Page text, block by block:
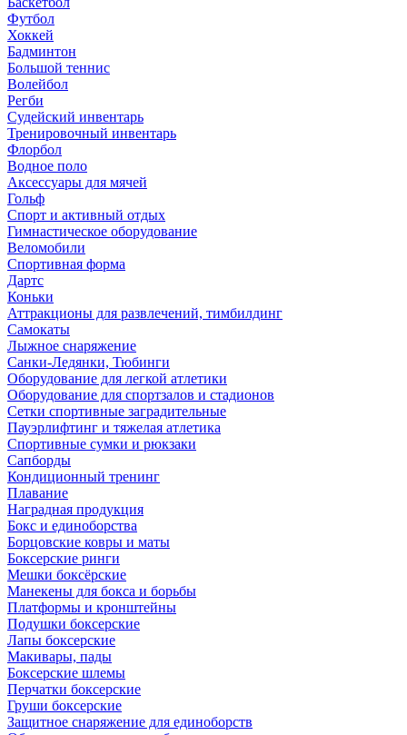
Футбол
Хоккей
Бадминтон
Большой теннис
Волейбол
Регби
Судейский инвентарь
Тренировочный инвентарь
Флорбол
Водное поло
Аксессуары для мячей
Гольф
Спорт и активный отдых
Гимнастическое оборудование
Веломобили
Спортивная форма
Дартс
Коньки
Аттракционы для развлечений, тимбилдинг
Самокаты
Лыжное снаряжение
Санки-Ледянки, Тюбинги
Оборудование для легкой атлетики
Оборудование для спортзалов и стадионов
Сетки спортивные заградительные
Пауэрлифтинг и тяжелая атлетика
Спортивные сумки и рюкзаки
Сапборды
Кондиционный тренинг
Плавание
Наградная продукция
Бокс и единоборства
Борцовские ковры и маты
Боксерские ринги
Мешки боксёрские
Манекены для бокса и борьбы
Платформы и кронштейны
Подушки боксерские
Лапы боксерские
Макивары, пады
Боксерские шлемы
Перчатки боксерские
Груши боксерские
Защитное снаряжение для единоборств